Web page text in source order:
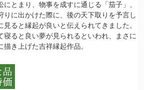
にとまり、物事を成すに通じる「茄子」、
りに出かけた際に、後の天下取りを予言し
ると縁起が良いと伝えられてきました。
寝ると良い夢が見られるといわれ、まさに
き上げた吉祥縁起作品。